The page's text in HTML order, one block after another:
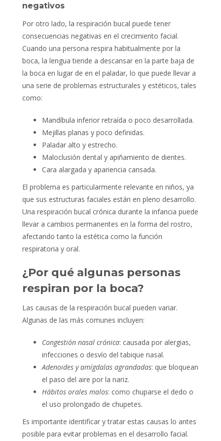
negativos
Por otro lado, la respiración bucal puede tener
consecuencias negativas en el crecimiento facial.
Cuando una persona respira habitualmente por la
boca, la lengua tiende a descansar en la parte baja de
la boca en lugar de en el paladar, lo que puede llevar a
una serie de problemas estructurales y estéticos, tales
como:
Mandíbula inferior retraída o poco desarrollada.
Mejillas planas y poco definidas.
Paladar alto y estrecho.
Maloclusión dental y apiñamiento de dientes.
Cara alargada y apariencia cansada.
El problema es particularmente relevante en niños, ya
que sus estructuras faciales están en pleno desarrollo.
Una respiración bucal crónica durante la infancia puede
llevar a cambios permanentes en la forma del rostro,
afectando tanto la estética como la función
respiratoria y oral.
¿Por qué algunas personas
respiran por la boca?
Las causas de la respiración bucal pueden variar.
Algunas de las más comunes incluyen:
Congestión nasal crónica: causada por alergias,
infecciones o desvío del tabique nasal.
Adenoides y amígdalas agrandadas: que bloquean
el paso del aire por la nariz.
Hábitos orales malos: como chuparse el dedo o
el uso prolongado de chupetes.
Es importante identificar y tratar estas causas lo antes
posible para evitar problemas en el desarrollo facial.